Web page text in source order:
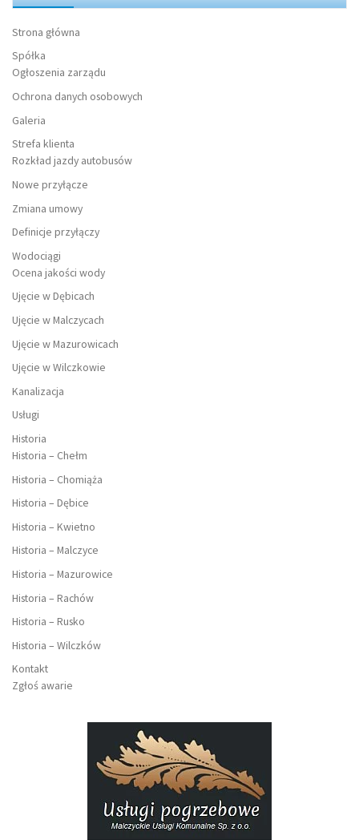
Strona główna
Spółka
Ogłoszenia zarządu
Ochrona danych osobowych
Galeria
Strefa klienta
Rozkład jazdy autobusów
Nowe przyłącze
Zmiana umowy
Definicje przyłączy
Wodociągi
Ocena jakości wody
Ujęcie w Dębicach
Ujęcie w Malczycach
Ujęcie w Mazurowicach
Ujęcie w Wilczkowie
Kanalizacja
Usługi
Historia
Historia – Chełm
Historia – Chomiąża
Historia – Dębice
Historia – Kwietno
Historia – Malczyce
Historia – Mazurowice
Historia – Rachów
Historia – Rusko
Historia – Wilczków
Kontakt
Zgłoś awarie